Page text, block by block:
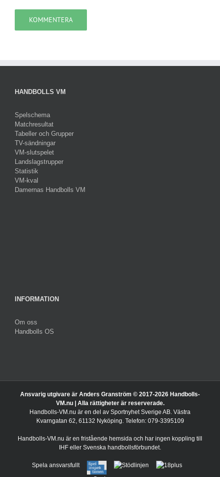
HANDBOLLS VM
Spelschema
Matchresultat
Tabeller och Grupper
TV-sändningar
VM-slutspelet
Landslagstrupper
Statistik
VM-kval
Damernas Handbolls VM
INFORMATION
Om oss
Handbolls OS
Ansvarig utgivare är Anders Granström © 2017-2026 Handbolls-
VM.nu | Alla rättigheter är reserverade.
Handbolls-VM.nu är en del av Sportnyhet Sverige AB. Västra
Kvarngatan 62, 61132 Nyköping. Telefon: 079-3395109
Handbolls-VM.nu är en fristående hemsida och har ingen koppling till
IHF eller Svenska handbollsförbundet.
Spela ansvarsfullt